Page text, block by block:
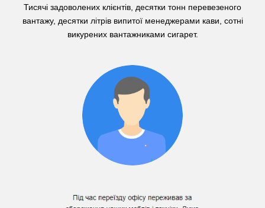
Тисячі задоволених клієнтів, десятки тонн перевезеного
вантажу, десятки літрів випитої менеджерами кави, сотні
викурених вантажниками сигарет.